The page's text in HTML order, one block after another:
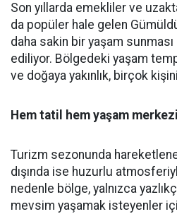
Son yıllarda emekliler ve
da popüler hale gelen
daha sakin bir yaşam
ediliyor. Bölgedeki yaşam
ve doğaya yakınlık, birçok
Hem tatil hem yaşam merkezi
Turizm sezonunda
dışında ise huzurlu
nedenle bölge, yalnızca
mevsim yaşamak isteyenler